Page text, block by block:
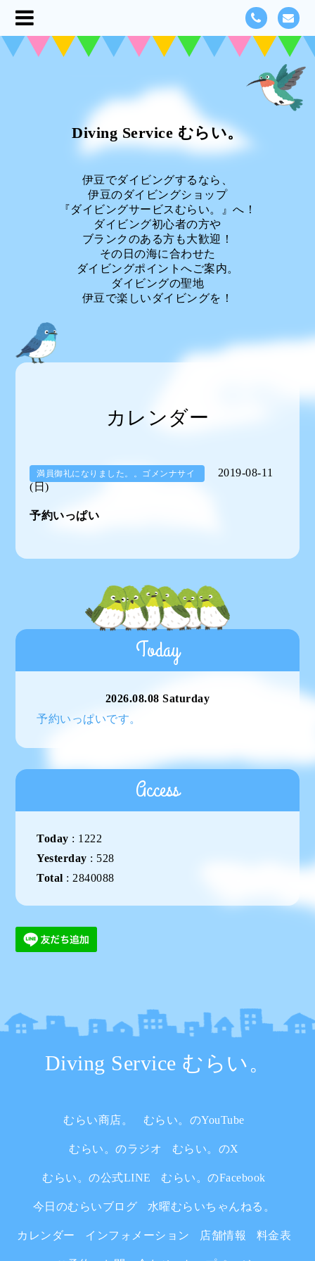
Diving Service むらい。
伊豆でダイビングするなら、
伊豆のダイビングショップ
『ダイビングサービスむらい。』へ！
ダイビング初心者の方や
ブランクのある方も大歓迎！
その日の海に合わせた
ダイビングポイントへご案内。
ダイビングの聖地
伊豆で楽しいダイビングを！
カレンダー
満員御礼になりました。。ゴメンナサイ
2019-08-11
(日)
予約いっぱい
Today
2026.08.08 Saturday
予約いっぱいです。
Access
Today : 1222
Yesterday : 528
Total : 2840088
Diving Service むらい。
むらい商店。 むらい。のYouTube
むらい。のラジオ むらい。のX
むらい。の公式LINE むらい。のFacebook
今日のむらいブログ 水曜むらいちゃんねる。
カレンダー インフォメーション 店舗情報 料金表